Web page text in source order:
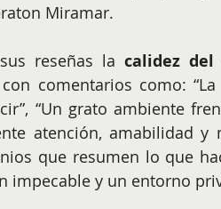
Miramar.
reseñas la calidez
comentarios como:
“Un grato ambiente
atención, amabilidad
que resumen lo que
impecable y un entorno